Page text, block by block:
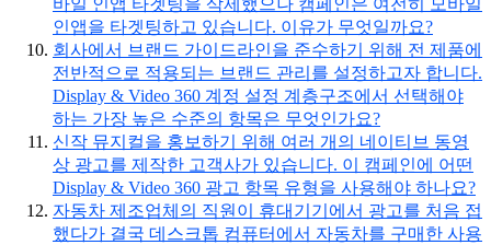
인앱을 타겟팅하고 있습니다. 이유가 무엇일까요?
회사에서 브랜드 가이드라인을 준수하기 위해 전 제품에
전반적으로 적용되는 브랜드 관리를 설정하고자 합니다.
Display & Video 360 계정 설정 계층구조에서 선택해야
하는 가장 높은 수준의 항목은 무엇인가요?
신작 뮤지컬을 홍보하기 위해 여러 개의 네이티브 동영
상 광고를 제작한 고객사가 있습니다. 이 캠페인에 어떤
Display & Video 360 광고 항목 유형을 사용해야 하나요?
자동차 제조업체의 직원이 휴대기기에서 광고를 처음 접
했다가 결국 데스크톱 컴퓨터에서 자동차를 구매한 사용